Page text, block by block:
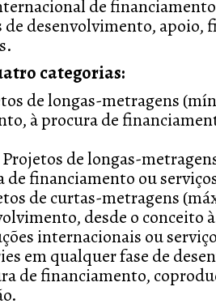
de
desenvolvimento, apoio,
categorias:
de longas-metragens
à procura de
Projetos de longas-
de financiamento ou
de curtas-metragens
desde o conceito
internacionais ou
em qualquer fase de
de financiamento,